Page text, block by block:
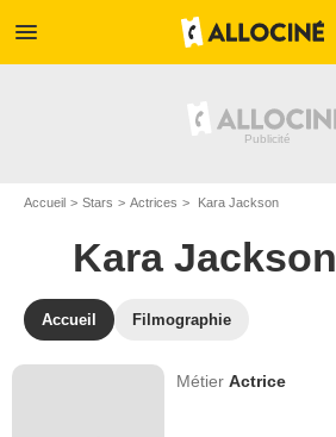
menu
Accueil Stars Actrices Kara Jackson
Kara Jackson
Accueil Filmographie
MétierActrice